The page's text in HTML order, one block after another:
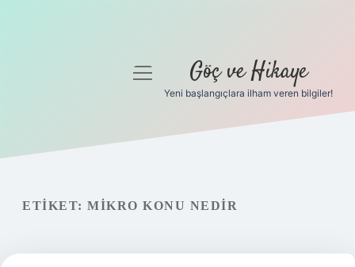
Gizlilik Politikası
menüyü
Göç ve Hikaye
Yeni başlangıçlara ilham veren bilgiler!
ETIKET: MIKRO KONU NEDIR